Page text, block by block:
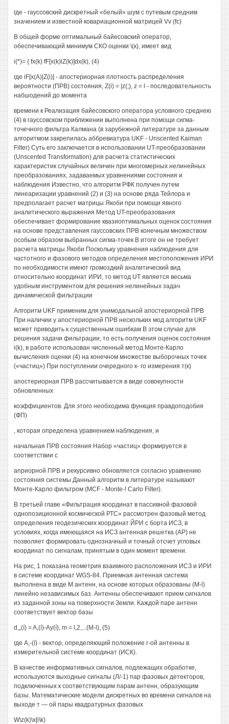
где - гауссовский дискретный «белый» шум с путевым средним
значением и известной ковариационной матрицей Vv (fc)
В общей форме оптимальный байесовский оператор,
обеспечивающий минимум СКО оценки \(к), имеет вид
i(*)= { fx(k) fF[x(k)lZ(k)]dx(k), (4)
где iF[x(A)|Z(i)] - апостериорная плотность распределения
вероятности (ПРВ) состояния, Z(i) = |z(;), z = l - последовательность
набшодений до момента
времени к Реализация байесовского оператора условного среднею
(4) в гауссовском приближении выполнена при помощи сигма-
точечного фильтра Калмана (в зарубежной литературе за данным
алгоритмом закрепилась аббревиатура UKF - Unscented Kaiman
Filter) Суть его заключается в использовании UT-преобразовании
(Unscented Transformation) для расчета статистических
характеристик случайных величин при многомерных нелинейных
преобразованиях, задаваемых уравнениями состояния и
наблюдения Известно, что алгоритм РФК получен путем
линеаризации уравнений (2) и (3) на основе ряда Тейлора и
предполагает расчет матрицы Якоби при помощи явного
аналитического выражения Метод UT-преобразования
обеспечивает формирование квазиоптимальных оценок состояния
на основе представления гауссовских ПРВ конечным множеством
особым образом выбранных сигма-точек В итоге он не требует
расчета матрицы Якоби Поскольку уравнения наблюдения для
частотного и фазового методов определения местоположения ИРИ
по необходимости имеют громоздкий аналитический вид
относительно координат ИРИ, то метод UT является весьма
удобным инструментом для решения нелинейных задач
динамической фильтрации
Алгоритм UKF применим для унимодальной апостериорной ПРВ
При наличии у апостериорной ПРВ нескольких мод алгоритм UKF
может приводить к существенным ошибкам В этом случае для
решения задачи фильтрации, то есть получения оценок состояния
i(k), в работе использован численный метод Монте-Карло
вычисления оценки (4) на конечном множестве выборочных точек
(«частиц») При поступлении очередного к- го измерения т(к)
апостериорная ПРВ рассчитывается в виде совокупности
обновленных
коэффициентов. Для этого необходима функция правдоподобия
(ФП)
, которая определена уравнением наблюдения, и
начальная ПРВ состояния Набор «частиц» формируется в
соответствии с
априорной ПРВ и рекурсивно обновляется согласно уравнению
состояния системы Данный алгоритм в литературе называют
Монте-Карло фильтром (MCF - Monte-! Carlo Filter).
В третьей главе «Фильтрация координат в пассивной фазовой
однопозиционной космической РТС» рассмотрен фазовый метод
определения геодезических координат ЙРИ с борта ИСЗ, в
условиях, когда имеющаяся на ИСЗ антенная решетка (АР) не
позволяет формировать однозначный и точный отсчет угловых
координат по сигналам, принятым в один момент времени.
На рис, 1 показана геометрия взаимного расположения ИСЗ и ИРИ
в системе координат WGS-84. Приемная антенная система
выполнена в виде М антенн, на основе которых образованы (M-l)
линейно независимых баз. Антенны обеспечивают прием сигналов
из заданной зоны на поверхности Земли. Каждой паре антенн
соответствует вектор базы
d,„(í) = A,(í)-Ay(í), m = l,2,...(M-l), (5)
где А,-(í) - вектор, определяющий положение г-ой антенны в
измерительной системе координат (ИСК).
В качестве информативных сигналов, подлежащих обработке,
используются выходные сигналы (Л/-1) пар фазовых детекторов,
подключенных к соответствующим парам антенн, образующим
базы. Математические модели дискретных во времени сигналов на
выходе т — ой пары квадратурных фазовых
W\z(k)\x[i\k)